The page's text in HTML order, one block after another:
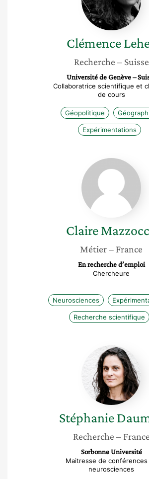
Clémence
Recherche – Suisse
Université de Genève –
Collaboratrice scientifique et
de cours
Géopolitique
Expérimentations
Claire
Mazzocco
Claire
Métier– France
En recherche d’emploi
Chercheure
Neurosciences
Recherche scientifique
Stéphanie
Daumas
Stéphanie
Recherche – France
Sorbonne Université
Maitresse de conférences
neurosciences